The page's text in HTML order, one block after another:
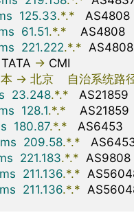
125.33.*.*
61.51.*.*
221.222.*.*
TATA
->
-> 北京 自治系统路
23.248.*.*
128.1.*.*
    AS21859
180.87.*.*
   AS6453
209.58.*.*
221.183.*.*
211.136.*.*
211.136.*.*